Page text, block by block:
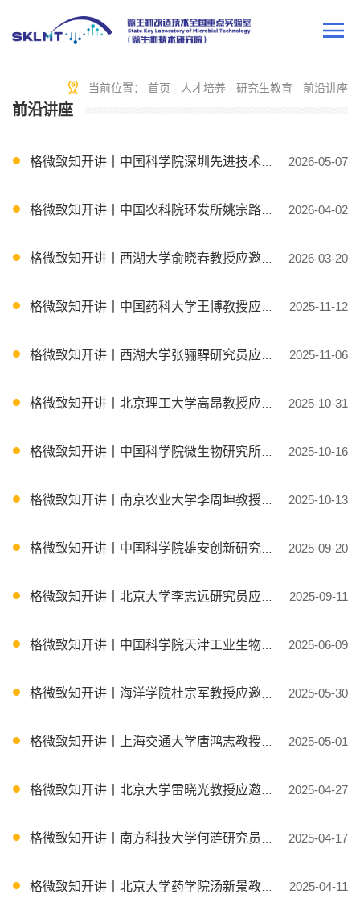
当前位置： 首页 - 人才培养 - 研究生教育 - 前沿讲座
前沿讲座
2026-05-07
格微致知开讲丨中国科学院深圳先进技术研究院马迎飞研究员应邀授课
2026-04-02
格微致知开讲丨中国农科院环发所姚宗路研究员应邀授课
2026-03-20
格微致知开讲丨西湖大学俞晓春教授应邀授课
2025-11-12
格微致知开讲丨中国药科大学王博教授应邀授课
2025-11-06
格微致知开讲丨西湖大学张骊駻研究员应邀授课
2025-10-31
格微致知开讲丨北京理工大学高昂教授应邀授课
2025-10-16
格微致知开讲丨中国科学院微生物研究所高永强研究员应邀授课
2025-10-13
格微致知开讲丨南京农业大学李周坤教授应邀授课
2025-09-20
格微致知开讲丨中国科学院雄安创新研究院呼庆研究员应邀授课
2025-09-11
格微致知开讲丨北京大学李志远研究员应邀授课
2025-06-09
格微致知开讲丨中国科学院天津工业生物技术研究院张武元研究员应邀授课
2025-05-30
格微致知开讲丨海洋学院杜宗军教授应邀授课
2025-05-01
格微致知开讲丨上海交通大学唐鸿志教授应邀授课
2025-04-27
格微致知开讲丨北京大学雷晓光教授应邀授课
2025-04-17
格微致知开讲丨南方科技大学何涟研究员应邀授课
2025-04-11
格微致知开讲丨北京大学药学院汤新景教授应邀授课